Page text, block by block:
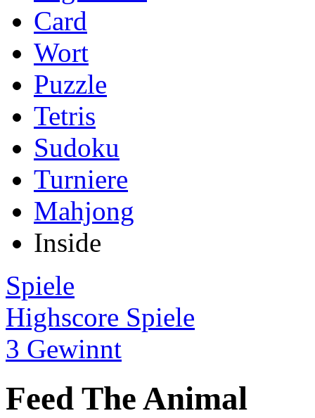
Card
Wort
Puzzle
Tetris
Sudoku
Turniere
Mahjong
Inside
Spiele
Highscore Spiele
3 Gewinnt
Feed The Animal